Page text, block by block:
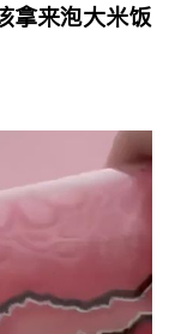
拿来泡大米饭